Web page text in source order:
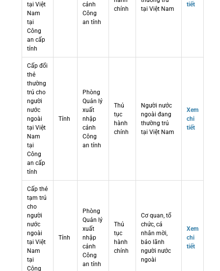
tại Việt
Nam
tại
Công
an cấp
tỉnh
cảnh
Công
an tỉnh
chính
tại Việt Nam
tiết
Cấp đổi
thẻ
thường
trú cho
người
nước
ngoài
tại Việt
Nam
tại
Công
an cấp
tỉnh
Tỉnh
Phòng
Quản lý
xuất
nhập
cảnh
Công
an tỉnh
Thủ
tục
hành
chính
Người nước
ngoài đang
thường trú
tại Việt Nam
Xem
chi
tiết
Cấp thẻ
tạm trú
cho
người
nước
ngoài
tại Việt
Nam
tại
Công
Tỉnh
Phòng
Quản lý
xuất
nhập
cảnh
Công
an tỉnh
Thủ
tục
hành
chính
Cơ quan, tổ
chức, cá
nhân mời,
bảo lãnh
người nước
ngoài
Xem
chi
tiết